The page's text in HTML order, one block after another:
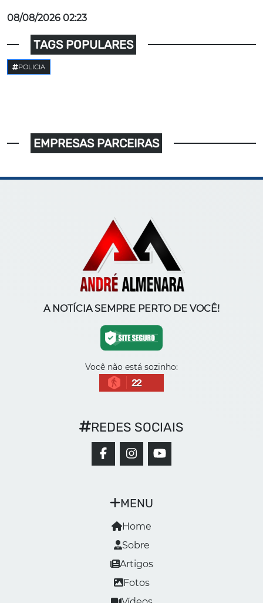
08/08/2026 02:23
TAGS POPULARES
POLICIA
EMPRESAS PARCEIRAS
A NOTÍCIA SEMPRE PERTO DE VOCÊ!
Você não está sozinho:
22
MENU
Home
Sobre
Artigos
Fotos
REDES SOCIAIS